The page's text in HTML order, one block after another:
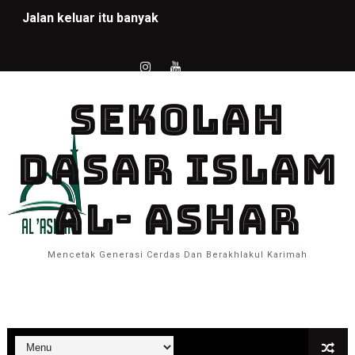
Jalan keluar itu banyak
Rapot Pendidikan 2024
Semangat Juang di Hati, Merdeka Itu Indah
Pembelajaran audio,visual dan kinestetik
Identifikasi Gaya Belajar Anak
Scratch game 2024
SEKOLAH
DASAR ISLAM
AL- ASHAR
Mencetak Generasi Cerdas Dan Berakhlakul Karimah